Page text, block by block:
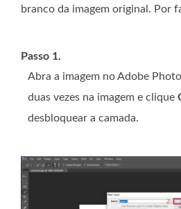
branco da imagem original. Por
Passo 1.
Abra a imagem no Adobe
duas vezes na imagem e clique
desbloquear a camada.